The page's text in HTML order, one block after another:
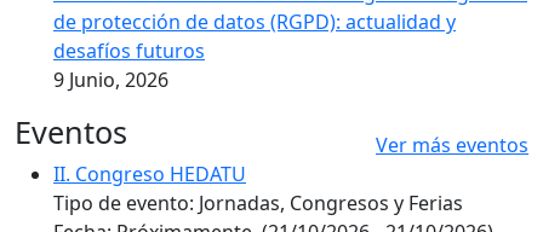
de protección de datos (RGPD): actualidad y
desafíos futuros
9 Junio, 2026
Eventos
Ver más eventos
II. Congreso HEDATU
Tipo de evento: Jornadas, Congresos y Ferias